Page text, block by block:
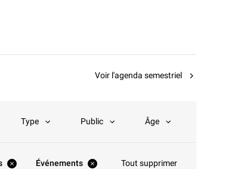
Voir l'agenda semestriel
Type Public Âge
Tout supprimer
Événements